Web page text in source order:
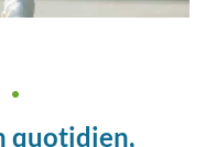
quotidien,